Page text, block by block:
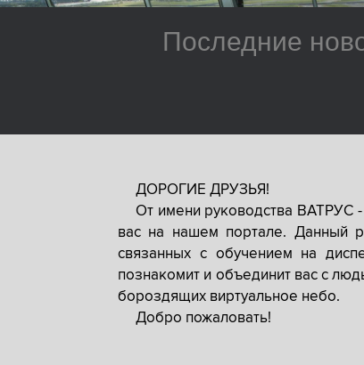
Последние
ДОРОГИЕ ДРУЗЬЯ!
От имени руководства ВАТРУС
вас на нашем портале. Данный
связанных с обучением на
познакомит и объединит вас с
бороздящих виртуальное небо.
Добро пожаловать!